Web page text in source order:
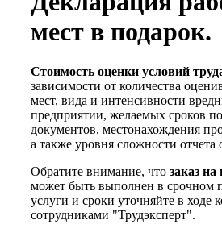
мест в подарок.
Стоимость оценки условий
зависимости от количества
мест, вида и интенсивности
предприятии, желаемых сроков
документов, местонахождения
а также уровня сложности отчета
Обратите внимание, что заказ
может быть выполнен в срочном
услуги и сроки уточняйте в ходе
сотрудниками "Трудэксперт".